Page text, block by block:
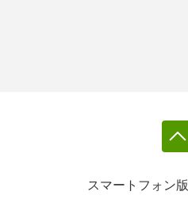
スマートフォン版